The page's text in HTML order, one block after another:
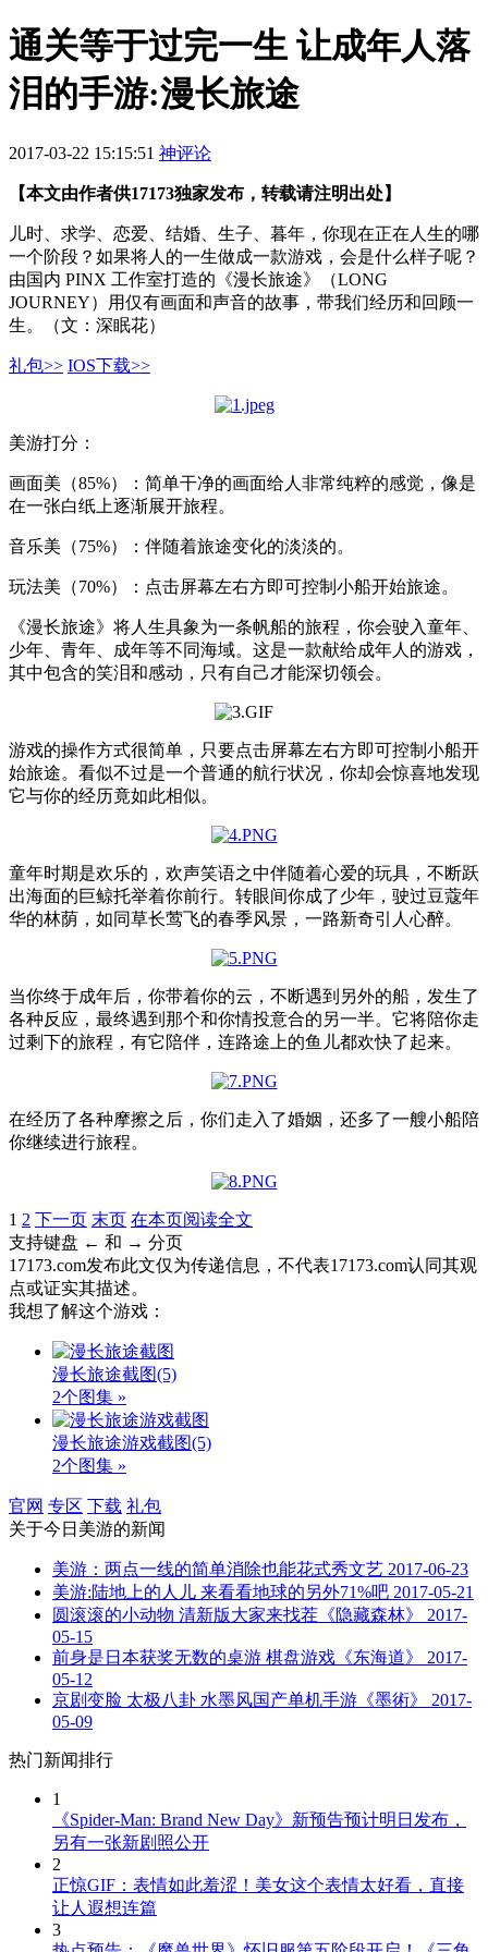
通关等于过完一生 让成年人落
泪的手游:漫长旅途
2017-03-22 15:15:51 神评论
【本文由作者供17173独家发布，转载请注明出处】
儿时、求学、恋爱、结婚、生子、暮年，你现在正在人生的哪
一个阶段？如果将人的一生做成一款游戏，会是什么样子呢？
由国内 PINX 工作室打造的《漫长旅途》（LONG
JOURNEY）用仅有画面和声音的故事，带我们经历和回顾一
生。（文：深眠花）
礼包>> IOS下载>>
美游打分：
画面美（85%）：简单干净的画面给人非常纯粹的感觉，像是
在一张白纸上逐渐展开旅程。
音乐美（75%）：伴随着旅途变化的淡淡的。
玩法美（70%）：点击屏幕左右方即可控制小船开始旅途。
《漫长旅途》将人生具象为一条帆船的旅程，你会驶入童年、
少年、青年、成年等不同海域。这是一款献给成年人的游戏，
其中包含的笑泪和感动，只有自己才能深切领会。
游戏的操作方式很简单，只要点击屏幕左右方即可控制小船开
始旅途。看似不过是一个普通的航行状况，你却会惊喜地发现
它与你的经历竟如此相似。
童年时期是欢乐的，欢声笑语之中伴随着心爱的玩具，不断跃
出海面的巨鲸托举着你前行。转眼间你成了少年，驶过豆蔻年
华的林荫，如同草长莺飞的春季风景，一路新奇引人心醉。
当你终于成年后，你带着你的云，不断遇到另外的船，发生了
各种反应，最终遇到那个和你情投意合的另一半。它将陪你走
过剩下的旅程，有它陪伴，连路途上的鱼儿都欢快了起来。
在经历了各种摩擦之后，你们走入了婚姻，还多了一艘小船陪
你继续进行旅程。
1 2 下一页 末页 在本页阅读全文
支持键盘 ← 和 → 分页
17173.com发布此文仅为传递信息，不代表17173.com认同其观
点或证实其描述。
我想了解这个游戏：
漫长旅途截图(5)
2个图集 »
漫长旅途游戏截图(5)
2个图集 »
官网 专区 下载 礼包
关于今日美游的新闻
美游：两点一线的简单消除也能花式秀文艺 2017-06-23
美游:陆地上的人儿 来看看地球的另外71%吧 2017-05-21
圆滚滚的小动物 清新版大家来找茬《隐藏森林》
2017-
05-15
前身是日本获奖无数的桌游 棋盘游戏《东海道》
2017-
05-12
京剧变脸 太极八卦 水墨风国产单机手游《墨術》
2017-
05-09
热门新闻排行
1
《Spider-Man: Brand New Day》新预告预计明日发布，
另有一张新剧照公开
2
正惊GIF：表情如此羞涩！美女这个表情太好看，直接
让人遐想连篇
3